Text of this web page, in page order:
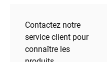
Contactez notre
service client pour
connaître les